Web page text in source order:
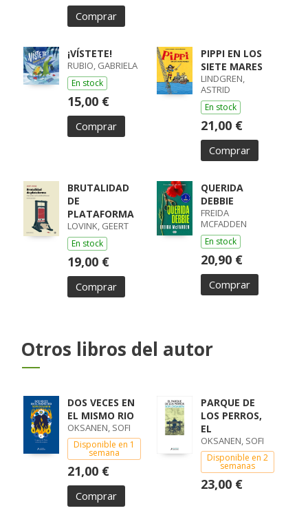
Comprar
¡VÍSTETE!
RUBIO, GABRIELA
En stock
15,00 €
Comprar
PIPPI EN LOS
SIETE MARES
LINDGREN,
ASTRID
En stock
21,00 €
Comprar
BRUTALIDAD
DE
PLATAFORMA
LOVINK, GEERT
En stock
19,00 €
Comprar
QUERIDA
DEBBIE
FREIDA
MCFADDEN
En stock
20,90 €
Comprar
Otros libros del autor
DOS VECES EN
EL MISMO RIO
OKSANEN, SOFI
Disponible en 1
semana
21,00 €
Comprar
PARQUE DE
LOS PERROS,
EL
OKSANEN, SOFI
Disponible en 2
semanas
23,00 €